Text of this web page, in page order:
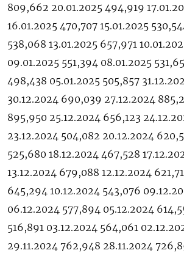
809,662 20.01.2025 494,919
16.01.2025 470,707 15.01.2025
538,068 13.01.2025 657,971
09.01.2025 551,394 08.01.2025
498,438 05.01.2025 505,857
30.12.2024 690,039 27.12.2024
895,950 25.12.2024 656,123
23.12.2024 504,082 20.12.2024
525,680 18.12.2024 467,528
13.12.2024 679,088 12.12.2024
645,294 10.12.2024 543,076
06.12.2024 577,894 05.12.2024
516,891 03.12.2024 564,061
29.11.2024 762,948 28.11.2024